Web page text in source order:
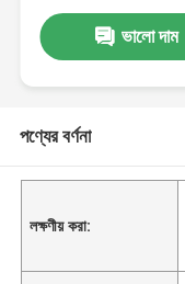
ভালো দাম
পণ্যের বর্ণনা
লক্ষণীয় করা: